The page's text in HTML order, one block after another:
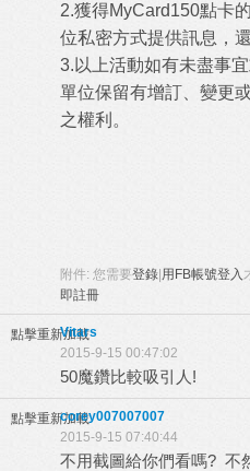
2.獲得MyCard150點卡
位私密方式提供訊息，
3. 以上活動如有未盡事
單位保留有增訂、變更
之權利。
附件: 您需要登錄 用FB帳號登入
即註冊
點擊重新加載
Vitars
2015-9-15 00:47:02
50魔鑽比較吸引人!
點擊重新加載corey007007007
2015-9-15 07:40:44
不用截圖給你們看嗎? 不